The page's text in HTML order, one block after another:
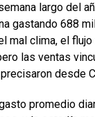
largo del
gastando 688
mal clima, el
las ventas
desde
promedio